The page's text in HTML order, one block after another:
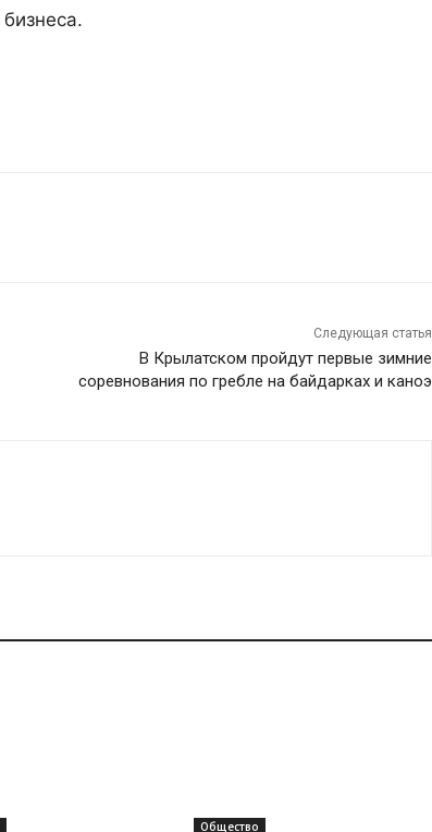
Следующая статья
В Крылатском пройдут первые зимние
соревнования по гребле на байдарках и каноэ
Общество